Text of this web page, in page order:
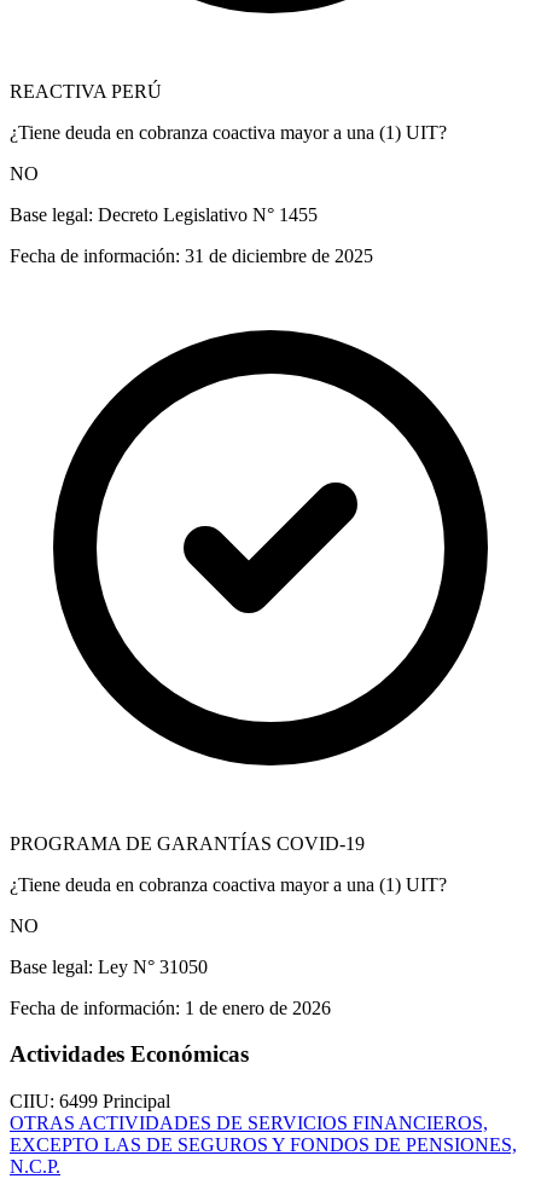
REACTIVA PERÚ
¿Tiene deuda en cobranza coactiva mayor a una (1) UIT?
NO
Base legal: Decreto Legislativo N° 1455
Fecha de información: 31 de diciembre de 2025
PROGRAMA DE GARANTÍAS COVID-19
¿Tiene deuda en cobranza coactiva mayor a una (1) UIT?
NO
Base legal: Ley N° 31050
Fecha de información: 1 de enero de 2026
Actividades Económicas
CIIU: 6499 Principal
OTRAS ACTIVIDADES DE SERVICIOS FINANCIEROS,
EXCEPTO LAS DE SEGUROS Y FONDOS DE PENSIONES,
N.C.P.